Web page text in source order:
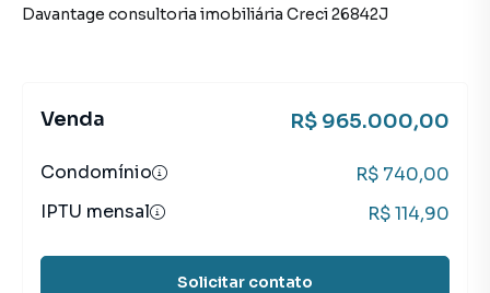
Davantage consultoria imobiliária Creci26842J
Venda R$ 965.000,00
Condomínio
R$ 740,00
IPTU mensal
R$ 114,90
Solicitar contato